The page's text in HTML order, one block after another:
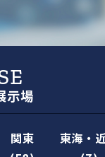
示場
関東
東海・